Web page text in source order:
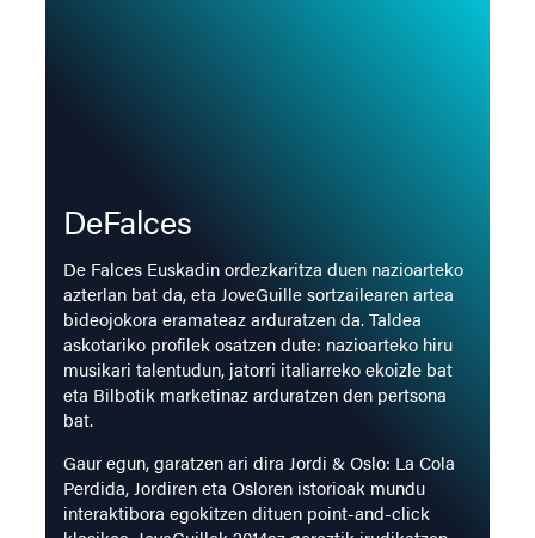
DeFalces
De Falces Euskadin ordezkaritza duen nazioarteko
azterlan bat da, eta JoveGuille sortzailearen artea
bideojokora eramateaz arduratzen da. Taldea
askotariko profilek osatzen dute: nazioarteko hiru
musikari talentudun, jatorri italiarreko ekoizle bat
eta Bilbotik marketinaz arduratzen den pertsona
bat.
Gaur egun, garatzen ari dira Jordi & Oslo: La Cola
Perdida, Jordiren eta Osloren istorioak mundu
interaktibora egokitzen dituen point-and-click